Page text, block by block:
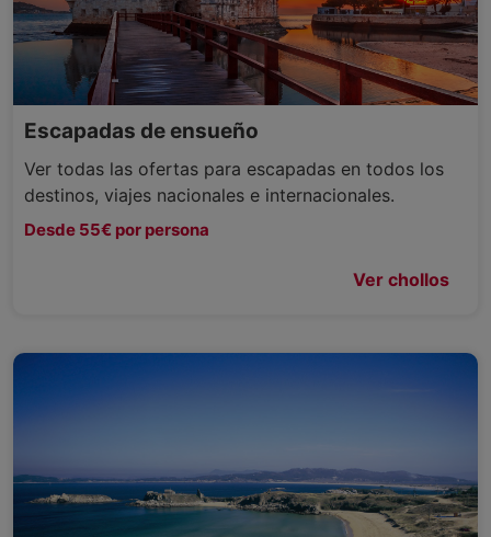
Escapadas de ensueño
Ver todas las ofertas para escapadas en todos los
destinos, viajes nacionales e internacionales.
Desde 55€ por persona
Ver chollos